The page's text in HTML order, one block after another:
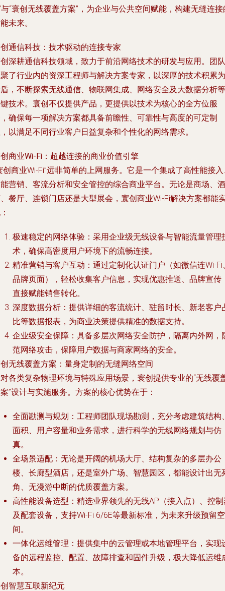
与“寰创无线覆盖方案”，为企业与公共空间赋能，构建无缝连接
未来。
通信科技：技术驱动的连接专家
深耕通信科技领域，致力于前沿网络技术的研发与应用。团队
了行业内的资深工程师与解决方案专家，以深厚的技术积累为
，不断探索无线通信、物联网集成、网络安全及大数据分析等
技术。寰创不仅提供产品，更提供以技术为核心的全方位服
确保每一项解决方案都具备前瞻性、可靠性与高度的可定制
以满足不同行业客户日益复杂和个性化的网络需求。
商业Wi-Fi：超越连接的商业价值引擎
创商业Wi-Fi”远非简单的上网服务。它是一个集成了高性能接
营销、客流分析和安全管控的综合商业平台。无论是商场、酒
餐厅、连锁门店还是大型展会，寰创商业Wi-Fi解决方案都能
极速稳定的网络体验 ：采用企业级无线设备与智能流量管理
术，确保高密度用户环境下的流畅连接。
精准营销与客户互动 ：通过定制化认证门户（如微信连Wi-Fi
品牌页面），轻松收集客户信息，实现优惠推送、品牌宣传
直接赋能销售转化。
深度数据分析 ：提供详细的客流统计、驻留时长、新老客户
比等数据报表，为商业决策提供精准的数据支持。
企业级安全保障 ：具备多层次网络安全防护，隔离内外网，
范网络攻击，保障用户数据与商家网络的安全。
无线覆盖方案：量身定制的无缝网络空间
各类复杂物理环境与特殊应用场景，寰创提供专业的“无线覆
”设计与实施服务。方案的核心优势在于：
全面勘测与规划 ：工程师团队现场勘测，充分考虑建筑结构
面积、用户容量和业务需求，进行科学的无线网络规划与仿
真。
全场景适配 ：无论是开阔的机场大厅、结构复杂的多层办公
楼、长廊型酒店，还是室外广场、智慧园区，都能设计出无
角、无漫游中断的优质覆盖方案。
高性能设备选型 ：精选业界领先的无线AP（接入点）、控
及配套设备，支持Wi-Fi 6/6E等最新标准，为未来升级预留空
间。
一体化运维管理 ：提供集中的云管理或本地管理平台，实现
备的远程监控、配置、故障排查和固件升级，极大降低运维
本。
智慧互联新纪元